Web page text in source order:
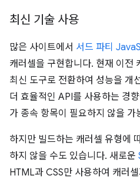
최신 기술 사용
많은 사이트에서 서드 파티
캐러셀을 구현합니다. 현재 이전
최신 도구로 전환하여 성능을 개
더 효율적인 API를 사용하는 경
가 종속 항목이 필요하지 않을 가
하지만 빌드하는 캐러셀 유형에
하지 않을 수도 있습니다. 새로운
HTML과 CSS만 사용하여 캐러